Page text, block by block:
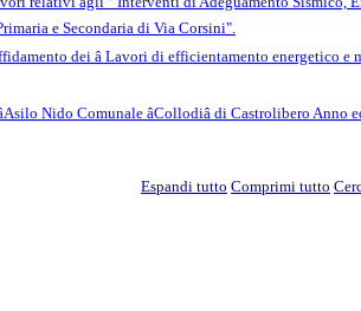
e Secondaria di Via Corsini".
dei â Lavori di efficientamento energetico
Nido Comunale âCollodiâ di Castrolibero Anno
Espandi tutto Comprimi tutto